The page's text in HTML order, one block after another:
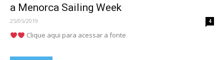
a Menorca Sailing Week
25/05/2019 4
Clique aqui para acessar a fonte